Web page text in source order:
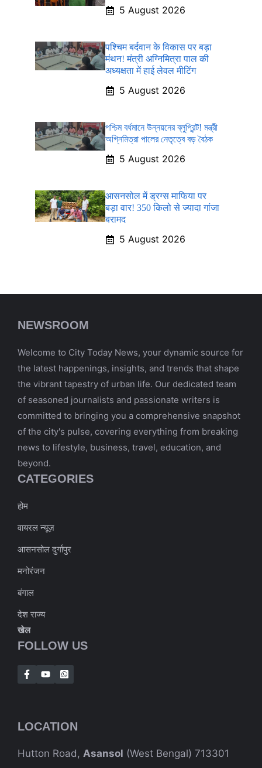
5 August 2026
पश्चिम बर्दवान के विकास पर बड़ा
मंथन! मंत्री अग्निमित्रा पाल की
अध्यक्षता में हाई लेवल मीटिंग
5 August 2026
পশ্চিম বর্ধমানে উন্নয়নের ব্লুপ্রিন্ট! মন্ত্রী
অগ্নিমিত্রা পালের নেতৃত্বে বড় বৈঠক
5 August 2026
आसनसोल में ड्रग्स माफिया पर
बड़ा वार! 350 किलो से ज्यादा गांजा
बरामद
5 August 2026
NEWSROOM
Welcome to City Today News, your dynamic source for
the latest happenings, insights, and trends that shape
the vibrant tapestry of urban life. Our dedicated team
of seasoned journalists and passionate writers is
committed to bringing you a comprehensive snapshot
of the city's pulse, covering everything from breaking
news to lifestyle, business, travel, education, and
beyond.
CATEGORIES
होम
वायरल न्यूज़
आसनसोल दुर्गापुर
मनोरंजन
बंगाल
देश राज्य
खेल
FOLLOW US
LOCATION
Hutton Road, Asansol (West Bengal) 713301